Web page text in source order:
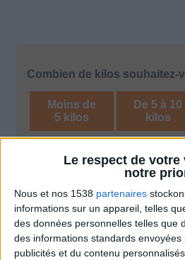
Le respect de votre
notre
Nous et nos 1538 partenaires
informations sur un appareil, telles
des données personnelles telles que
des informations standards
publicités et du contenu
Combien de kilos souhaitez-
Moins de
5 kilos
De 5 à 10
kilos
Conseils et astuces
Les bons trucs à connaître
expliqués par le créateur du
Savoir Maigrir.